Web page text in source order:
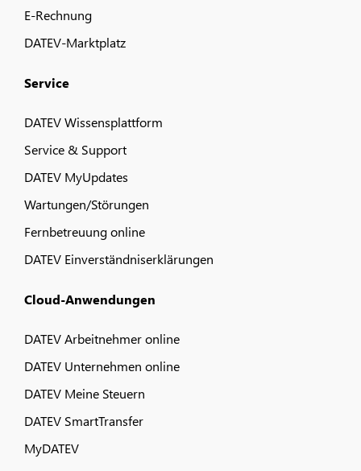
E-Rechnung
DATEV-Marktplatz
Service
DATEV Wissensplattform
Service & Support
DATEV MyUpdates
Wartungen/Störungen
Fernbetreuung online
DATEV Einverständniserklärungen
Cloud-Anwendungen
DATEV Arbeitnehmer online
DATEV Unternehmen online
DATEV Meine Steuern
DATEV SmartTransfer
MyDATEV